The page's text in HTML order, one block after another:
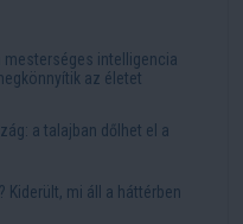
mesterséges intelligencia
az életet
a talajban dőlhet el a
Kiderült, mi áll a háttérben